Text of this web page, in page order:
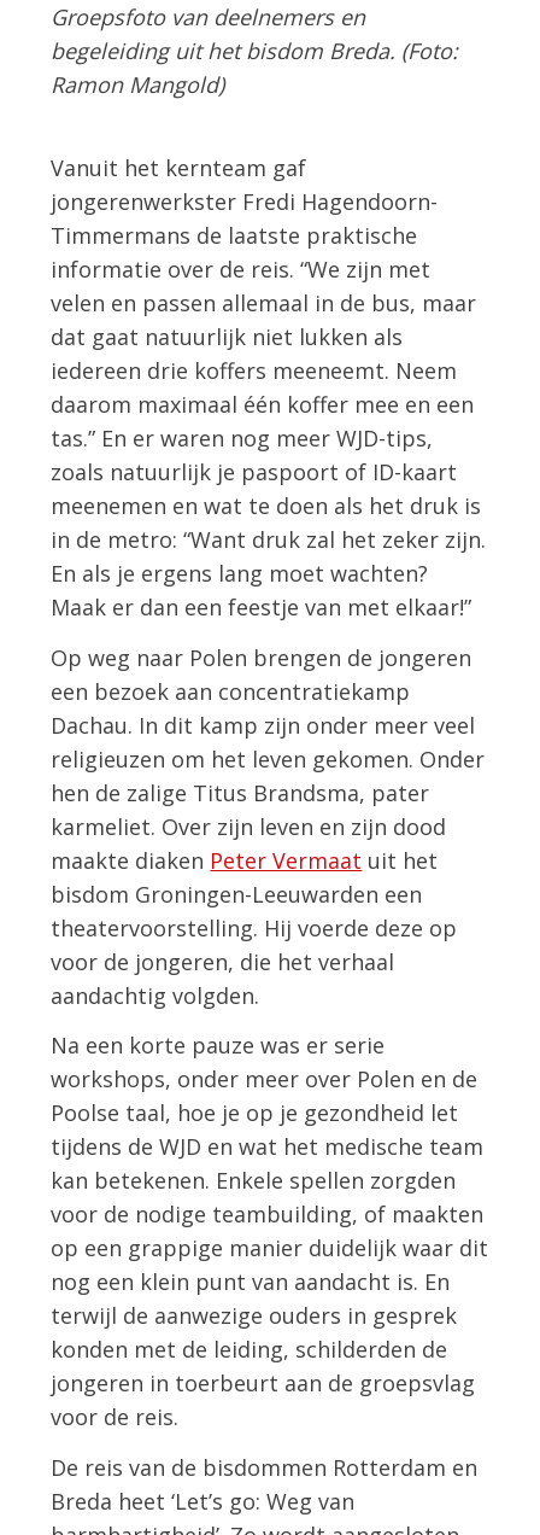
Groepsfoto van deelnemers en
begeleiding uit het bisdom Breda. (Foto:
Ramon Mangold)
Vanuit het kernteam gaf
jongerenwerkster Fredi Hagendoorn-
Timmermans de laatste praktische
informatie over de reis. “We zijn met
velen en passen allemaal in de bus, maar
dat gaat natuurlijk niet lukken als
iedereen drie koffers meeneemt. Neem
daarom maximaal één koffer mee en een
tas.” En er waren nog meer WJD-tips,
zoals natuurlijk je paspoort of ID-kaart
meenemen en wat te doen als het druk is
in de metro: “Want druk zal het zeker zijn.
En als je ergens lang moet wachten?
Maak er dan een feestje van met elkaar!”
Op weg naar Polen brengen de jongeren
een bezoek aan concentratiekamp
Dachau. In dit kamp zijn onder meer veel
religieuzen om het leven gekomen. Onder
hen de zalige Titus Brandsma, pater
karmeliet. Over zijn leven en zijn dood
maakte diaken Peter Vermaat uit het
bisdom Groningen-Leeuwarden een
theatervoorstelling. Hij voerde deze op
voor de jongeren, die het verhaal
aandachtig volgden.
Na een korte pauze was er serie
workshops, onder meer over Polen en de
Poolse taal, hoe je op je gezondheid let
tijdens de WJD en wat het medische team
kan betekenen. Enkele spellen zorgden
voor de nodige teambuilding, of maakten
op een grappige manier duidelijk waar dit
nog een klein punt van aandacht is. En
terwijl de aanwezige ouders in gesprek
konden met de leiding, schilderden de
jongeren in toerbeurt aan de groepsvlag
voor de reis.
De reis van de bisdommen Rotterdam en
Breda heet ‘Let’s go: Weg van